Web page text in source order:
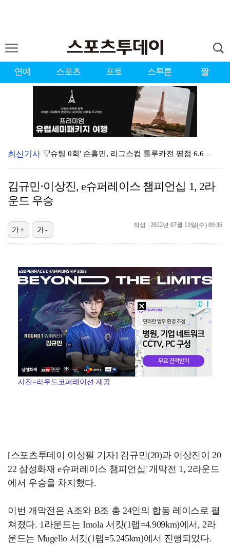
연예 스포츠 포토 스투툰 짤
'슈팅 0회' 손흥민, 리그스컵 톨루카전 평점 6.6……
'2017년 신인왕' 장은수, 정규투어 데뷔 10년 만…
[ST포토] 스트레이 키즈 현진, 달라진 헤어스타일
[ST포토] 하츠투하츠, 여름엔 상큼한 '레몬탱'
[ST포토] 데이식스 원필, '오늘은 혼자'
[ST포토] 하츠투하츠 이안, 가요대전 공주
[ST포토] 필릭스, 분위기 남신
최신기사 ▽
김규민·이상진, e슈퍼레이스 챔피언십 1, 2라
운드 우승
작성 : 2022년 07월 13일(수) 09:36
가+ 가-
사진=라우드코퍼레이션 제공
[스포츠투데이 이상필 기자] 김규민(20)과 이상진이 20
22 삼성화재 e슈퍼레이스 챔피언십' 개막전 1, 2라운드
에서 우승을 차지했다.
이번 개막전은 A조와 B조 총 24인의 합동 레이스로 펼
쳐졌다. 1라운드는 Imola 서킷(1랩=4.909km)에서, 2라
운드는 Mugello 서킷(1랩=5.245km)에서 진행되었다.